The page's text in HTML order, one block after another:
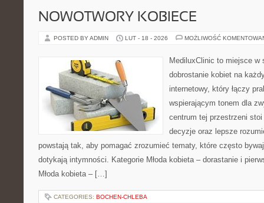
NOWOTWORY KOBIECE
POSTED BY ADMIN LUT - 18 - 2026 MOŻLIWOŚĆ
MediluxClinic to miejsce
dobrostanie kobiet na
internetowy, który łączy
wspierającym tonem dla
centrum tej przestrzeni
decyzje oraz lepsze
powstają tak, aby pomagać zrozumieć tematy, które często
dotykają intymności. Kategorie Młoda kobieta – dorastanie i
Młoda kobieta – […]
CATEGORIES: BOCHEN-CHLEBA